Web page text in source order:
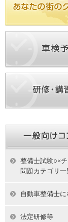
整備士試験○×
問題カテゴリ一
自動車整備士
法定研修等